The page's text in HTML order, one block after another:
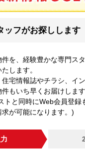
ッフがお探しします
を、経験豊かな専門ス
します。
宅情報誌やチラシ、イ
もいち早くお届けします
と同時にWeb会員登録
が可能になります。)